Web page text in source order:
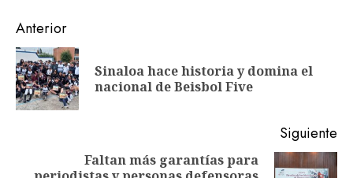
Navegación
de
entradas
Anterior
Sinaloa hace historia y domina el
nacional de Beisbol Five
Siguiente
Faltan más garantías para